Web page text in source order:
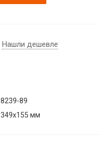
Нашли дешевле
8239-89
349x155 мм